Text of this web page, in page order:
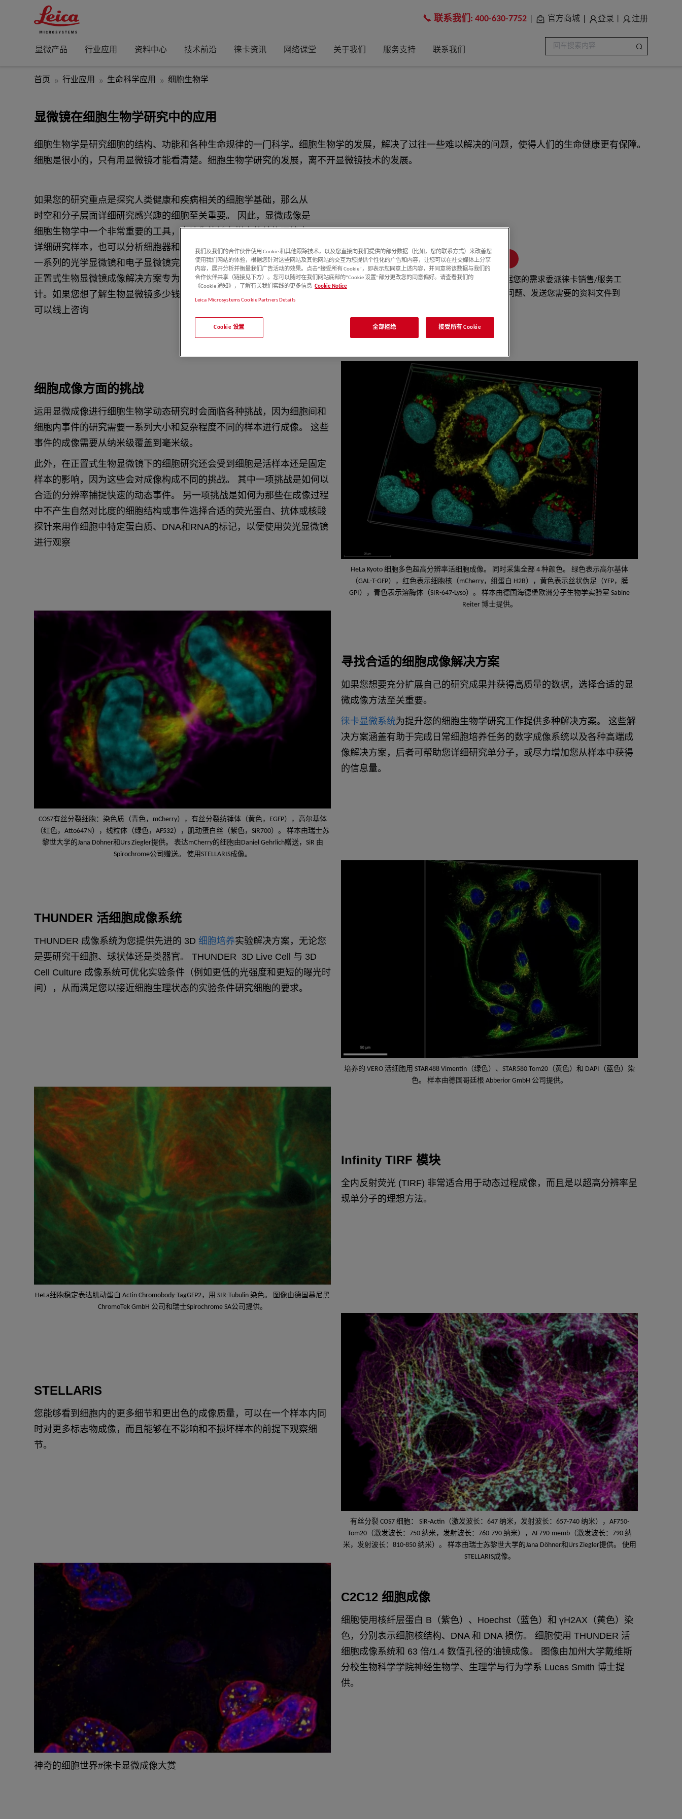
联系我们: 400-630-7752 官方商城 登录 注册
显微产品 行业应用 资料中心 技术前沿 徕卡资讯 网络课堂 关于我们 服务支持 联系我们
首页 行业应用 生命科学应用 细胞生物学
显微镜在细胞生物学研究中的应用
细胞生物学是研究细胞的结构、功能和各种生命规律的一门科学。细胞生物学的发展，解决了过往一些难以解决的问题，使得人们的生命健康更有保障。
细胞是很小的，只有用显微镜才能看清楚。细胞生物学研究的发展，离不开显微镜技术的发展。
如果您的研究重点是探究人类健康和疾病相关的细胞学基础，那么从
时空和分子层面详细研究感兴趣的细胞至关重要。 因此，显微成像是
细胞生物学中一个非常重要的工具，它让您能够在样本的结构环境中
详细研究样本，也可以分析细胞器和大分子。 细胞生物学成像是运用
一系列的光学显微镜和电子显微镜完成的。 徕卡显微系统公司推出的
正置式生物显微镜成像解决方案专为扩展您的细胞生物学研究而设
计。如果您想了解生物显微镜多少钱一台或者生物光学显微镜价格，
可以线上咨询
联系我们
徕卡显微系统官方客服收到您的信息后，将根据您的需求委派徕卡销售/服务工
程师按您提交的联系方式与您联系、为您解答问题、发送您需要的资料文件到
细胞成像方面的挑战
运用显微成像进行细胞生物学动态研究时会面临各种挑战，因为细胞间和
细胞内事件的研究需要一系列大小和复杂程度不同的样本进行成像。 这些
事件的成像需要从纳米级覆盖到毫米级。
此外，在正置式生物显微镜下的细胞研究还会受到细胞是活样本还是固定
样本的影响，因为这些会对成像构成不同的挑战。 其中一项挑战是如何以
合适的分辨率捕捉快速的动态事件。 另一项挑战是如何为那些在成像过程
中不产生自然对比度的细胞结构或事件选择合适的荧光蛋白、抗体或核酸
探针来用作细胞中特定蛋白质、DNA和RNA的标记，以便使用荧光显微镜
进行观察
HeLa Kyoto 细胞多色超高分辨率活细胞成像。 同时采集全部 4 种颜色。 绿色表示高尔基体
（GAL-T-GFP），红色表示细胞核（mCherry，组蛋白 H2B），黄色表示丝状伪足（YFP，膜
GPI），青色表示溶酶体（SIR-647-Lyso）。 样本由德国海德堡欧洲分子生物学实验室 Sabine
Reiter 博士提供。
COS7有丝分裂细胞：染色质（青色，mCherry），有丝分裂纺锤体（黄色，EGFP），高尔基体
（红色，Atto647N），线粒体（绿色，AF532），肌动蛋白丝（紫色，SiR700）。 样本由瑞士苏
黎世大学的Jana Döhner和Urs Ziegler提供。 表达mCherry的细胞由Daniel Gehrlich赠送，SiR 由
Spirochrome公司赠送。 使用STELLARIS成像。
寻找合适的细胞成像解决方案
如果您想要充分扩展自己的研究成果并获得高质量的数据，选择合适的显
微成像方法至关重要。
徕卡显微系统为提升您的细胞生物学研究工作提供多种解决方案。 这些解
决方案涵盖有助于完成日常细胞培养任务的数字成像系统以及各种高端成
像解决方案，后者可帮助您详细研究单分子，或尽力增加您从样本中获得
的信息量。
THUNDER 活细胞成像系统
THUNDER 成像系统为您提供先进的 3D 细胞培养实验解决方案，无论您
是要研究干细胞、球状体还是类器官。 THUNDER 3D Live Cell 与 3D
Cell Culture 成像系统可优化实验条件（例如更低的光强度和更短的曝光时
间），从而满足您以接近细胞生理状态的实验条件研究细胞的要求。
培养的 VERO 活细胞用 STAR488 Vimentin（绿色）、STAR580 Tom20（黄色）和 DAPI（蓝色）染
色。 样本由德国哥廷根 Abberior GmbH 公司提供。
HeLa细胞稳定表达肌动蛋白 Actin Chromobody-TagGFP2，用 SIR-Tubulin 染色。 图像由德国慕尼黑
ChromoTek GmbH 公司和瑞士Spirochrome SA公司提供。
Infinity TIRF 模块
全内反射荧光 (TIRF) 非常适合用于动态过程成像，而且是以超高分辨率呈
现单分子的理想方法。
STELLARIS
您能够看到细胞内的更多细节和更出色的成像质量，可以在一个样本内同
时对更多标志物成像，而且能够在不影响和不损坏样本的前提下观察细
节。
有丝分裂 COS7 细胞： SiR-Actin（激发波长：647 纳米，发射波长：657-740 纳米），AF750-
Tom20（激发波长：750 纳米，发射波长：760-790 纳米），AF790-memb（激发波长：790 纳
米，发射波长：810-850 纳米）。 样本由瑞士苏黎世大学的Jana Döhner和Urs Ziegler提供。 使用
STELLARIS成像。
C2C12 细胞成像
细胞使用核纤层蛋白 B（紫色）、Hoechst（蓝色）和 γH2AX（黄色）染
色，分别表示细胞核结构、DNA 和 DNA 损伤。 细胞使用 THUNDER 活
细胞成像系统和 63 倍/1.4 数值孔径的油镜成像。 图像由加州大学戴维斯
分校生物科学学院神经生物学、生理学与行为学系 Lucas Smith 博士提
供。
神奇的细胞世界#徕卡显微成像大赏
我们及我们的合作伙伴使用 Cookie 和其他跟踪技术，以及您直接向我们提供的部分数据（比如，您的联系方式）来改善您
使用我们网站的体验，根据您针对这些网站及其他网站的交互为您提供个性化的广告和内容，让您可以在社交媒体上分享
内容，展开分析并衡量我们广告活动的效果。点击“接受所有 Cookie”，即表示您同意上述内容，并同意将该数据与我们的
合作伙伴共享（链接见下方）。您可以随时在我们网站底部的“Cookie 设置”部分更改您的同意偏好。请查看我们的
《Cookie 通知》，了解有关我们实践的更多信息 Cookie Notice
Leica Microsystems Cookie Partners Details
Cookie 设置 全部拒绝 接受所有 Cookie